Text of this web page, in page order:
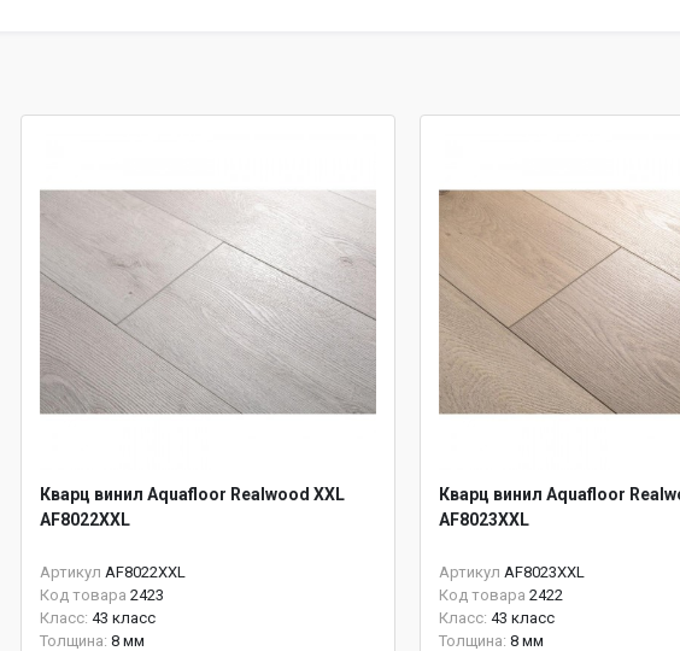
Кварц винил Aquafloor Realwood XXL
AF8022XXL
Артикул AF8022XXL
Код товара 2423
Класс: 43 класс
Толщина: 8 мм
Кварц винил Aquafloor
AF8023XXL
Артикул AF8023XXL
Код товара 2422
Класс: 43 класс
Толщина: 8 мм